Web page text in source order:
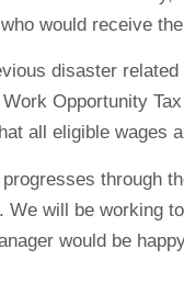
would receive
disaster
Opportunity
all eligible wages
through
We will be working
would be